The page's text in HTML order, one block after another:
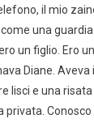
il mio
una
un figlio. Ero
Diane. Aveva
lisci e una
privata.